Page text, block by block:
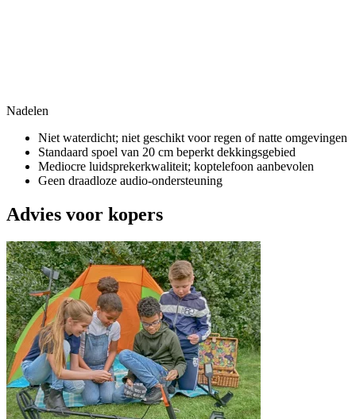
Nadelen
Niet waterdicht; niet geschikt voor regen of natte omgevingen
Standaard spoel van 20 cm beperkt dekkingsgebied
Mediocre luidsprekerkwaliteit; koptelefoon aanbevolen
Geen draadloze audio-ondersteuning
Advies voor kopers